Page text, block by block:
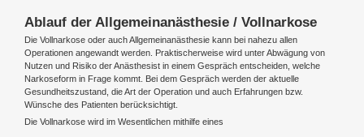
Ablauf der Allgemeinanästhesie / Vollnarkose
Die Vollnarkose oder auch Allgemeinanästhesie kann bei nahezu allen
Operationen angewandt werden. Praktischerweise wird unter Abwägung von
Nutzen und Risiko der Anästhesist in einem Gespräch entscheiden, welche
Narkoseform in Frage kommt. Bei dem Gespräch werden der aktuelle
Gesundheitszustand, die Art der Operation und auch Erfahrungen bzw.
Wünsche des Patienten berücksichtigt.
Die Vollnarkose wird im Wesentlichen mithilfe eines